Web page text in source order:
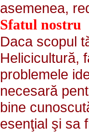
asemenea,
Sfatul nostru
Daca scopul
Helicicultură,
problemele
necesară
bine
esenţial şi sa